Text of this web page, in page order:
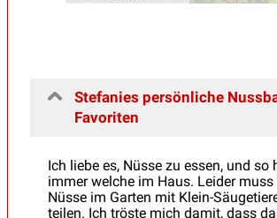
Stefanies persönliche
Favoriten
Ich liebe es, Nüsse zu essen, und so
immer welche im Haus. Leider
Nüsse im Garten mit Klein-
teilen. Ich tröste mich damit, dass